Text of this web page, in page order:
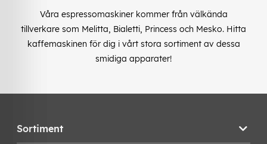
Våra espressomaskiner kommer från välkända
tillverkare som Melitta, Bialetti, Princess och Mesko. Hitta
kaffemaskinen för dig i vårt stora sortiment av dessa
smidiga apparater!
Sortiment